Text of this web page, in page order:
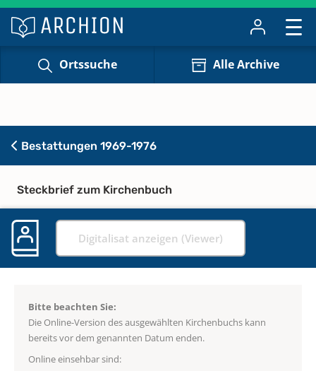
Ortssuche Alle Archive
Bestattungen 1969-1976
Steckbrief zum Kirchenbuch
Digitalisat anzeigen (Viewer)
Bitte beachten Sie:
Die Online-Version des ausgewählten Kirchenbuchs kann
bereits vor dem genannten Datum enden.
Online einsehbar sind: